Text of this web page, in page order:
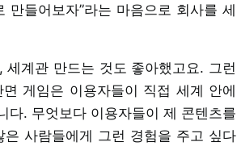
들어보자”라는 마음으로 회사를 세
계관 만드는 것도 좋아했고요. 그런
게임은 이용자들이 직접 세계 안에
다. 무엇보다 이용자들이 제 콘텐츠를
사람들에게 그런 경험을 주고 싶다